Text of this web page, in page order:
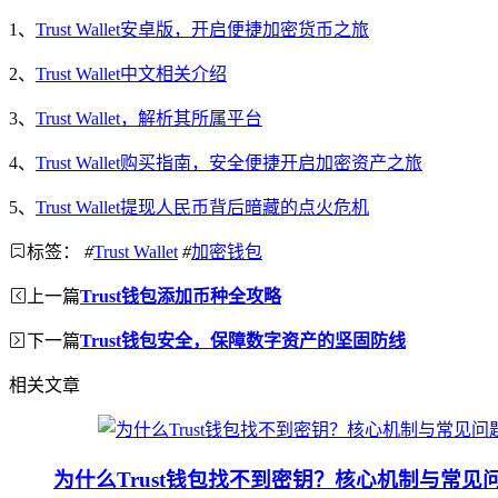
1、 Trust Wallet安卓版，开启便捷加密货币之旅
2、 Trust Wallet中文相关介绍
3、 Trust Wallet，解析其所属平台
4、 Trust Wallet购买指南，安全便捷开启加密资产之旅
5、 Trust Wallet提现人民币背后暗藏的点火危机
标签： #Trust Wallet #加密钱包
上一篇Trust钱包添加币种全攻略
下一篇Trust钱包安全，保障数字资产的坚固防线
相关文章
为什么Trust钱包找不到密钥？核心机制与常见